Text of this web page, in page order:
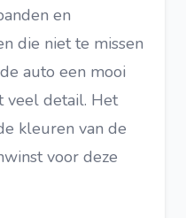
en
die niet te missen
auto een mooi
veel detail. Het
kleuren van de
voor deze